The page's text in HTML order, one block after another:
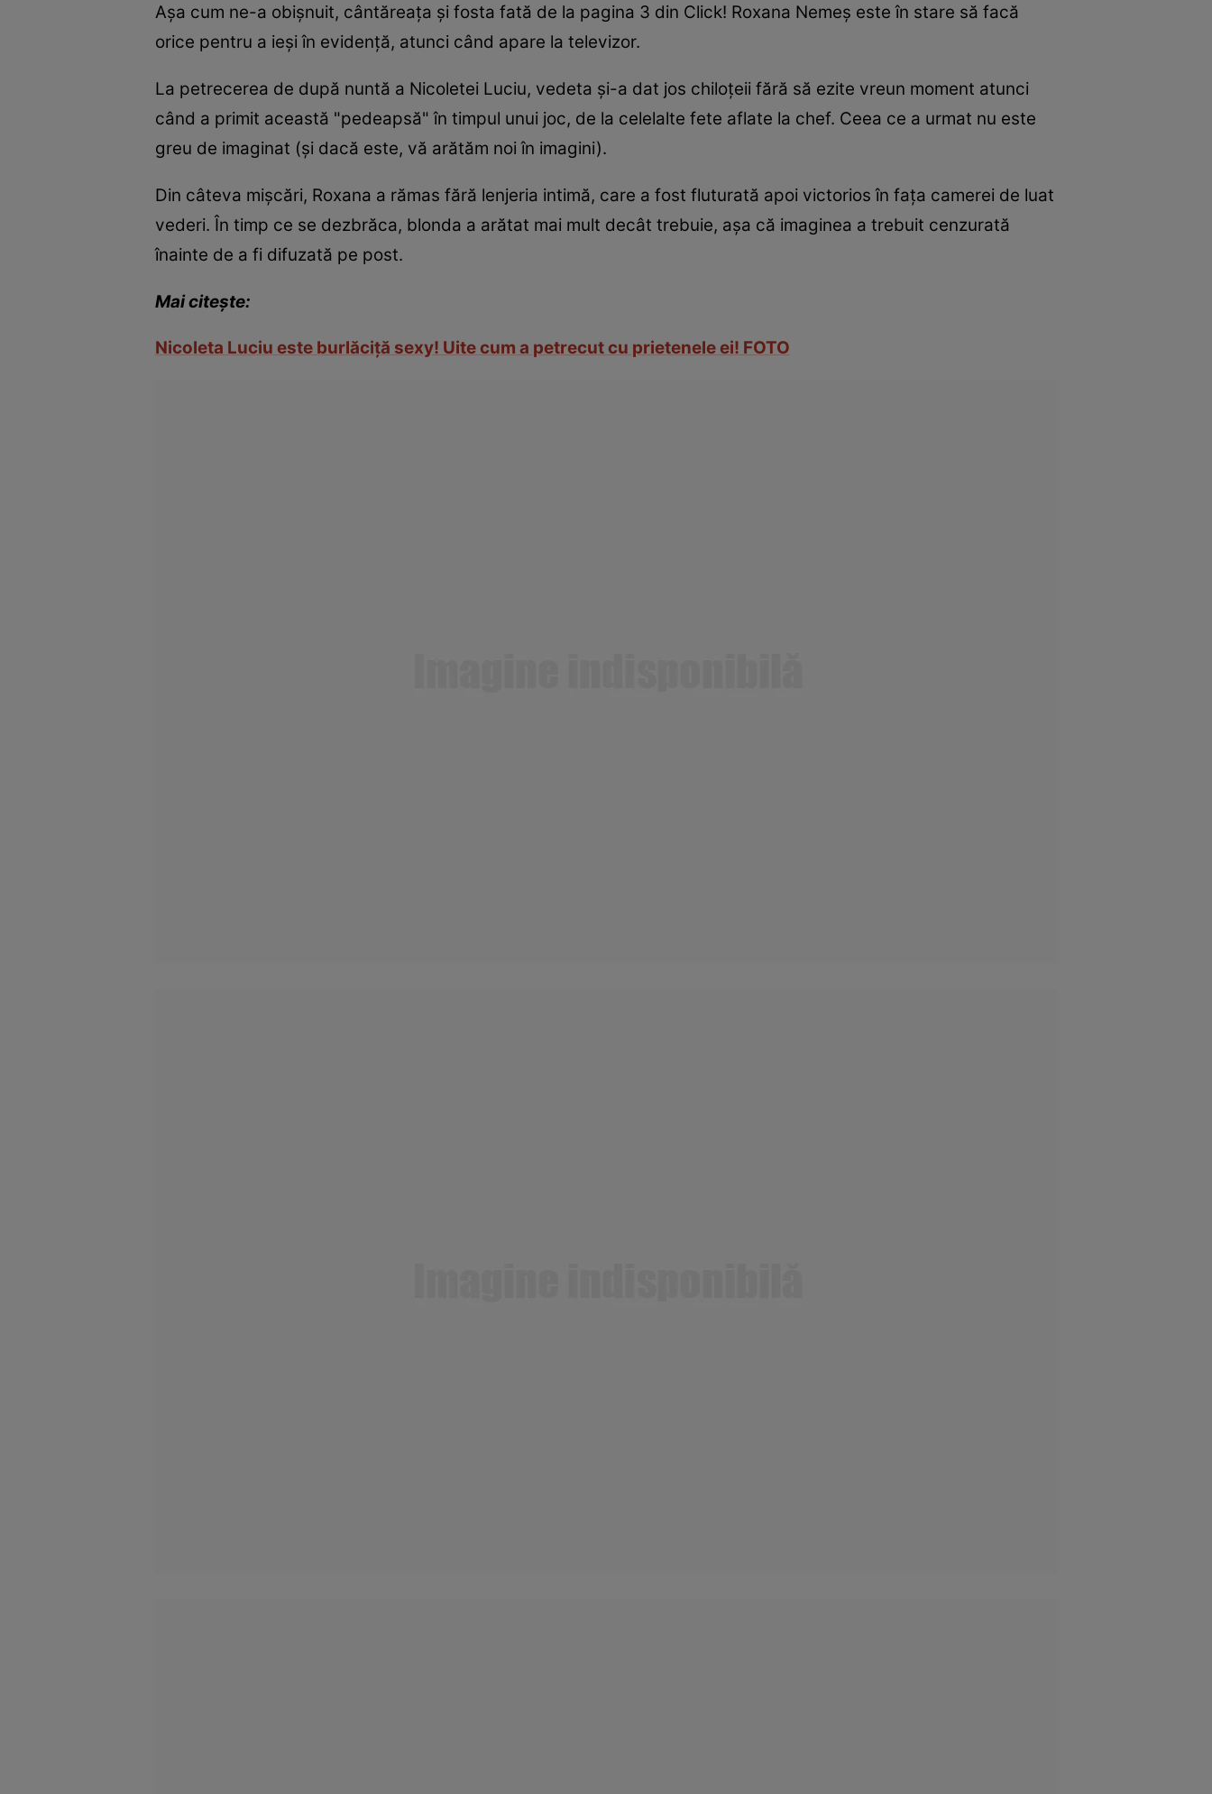
Aşa cum ne-a obişnuit, cântăreaţa şi fosta fată de la pagina 3 din Click! Roxana Nemeş este în stare să facă
orice pentru a ieşi în evidenţă, atunci când apare la televizor.
La petrecerea de după nuntă a Nicoletei Luciu, vedeta şi-a dat jos chiloţeii fără să ezite vreun moment atunci
când a primit această "pedeapsă" în timpul unui joc, de la celelalte fete aflate la chef. Ceea ce a urmat nu este
greu de imaginat (şi dacă este, vă arătăm noi în imagini).
Din câteva mişcări, Roxana a rămas fără lenjeria intimă, care a fost fluturată apoi victorios în faţa camerei de luat
vederi. În timp ce se dezbrăca, blonda a arătat mai mult decât trebuie, aşa că imaginea a trebuit cenzurată
înainte de a fi difuzată pe post.
Mai citeşte:
Nicoleta Luciu este burlăciţă sexy! Uite cum a petrecut cu prietenele ei! FOTO